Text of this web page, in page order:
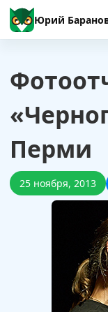
Юрий
Перми
25 ноября, 2013